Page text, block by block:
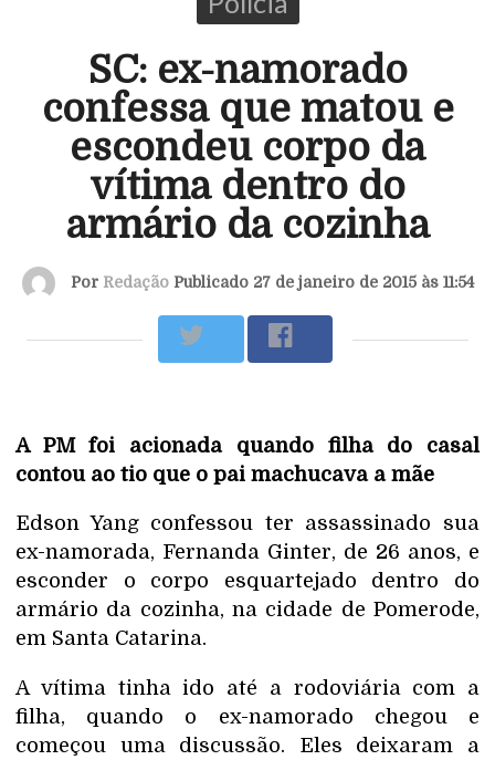
SC: ex-namorado
confessa que matou e
escondeu corpo da
vítima dentro do
armário da cozinha
Por RedaçãoPublicado 27 de janeiro de 2015 às 11:54
A PM foi acionada quando filha do casal
contou ao tio que o pai machucava a mãe
Edson Yang confessou ter assassinado sua
ex-namorada, Fernanda Ginter, de 26 anos, e
esconder o corpo esquartejado dentro do
armário da cozinha, na cidade de Pomerode,
em Santa Catarina.
A vítima tinha ido até a rodoviária com a
filha, quando o ex-namorado chegou e
começou uma discussão. Eles deixaram a